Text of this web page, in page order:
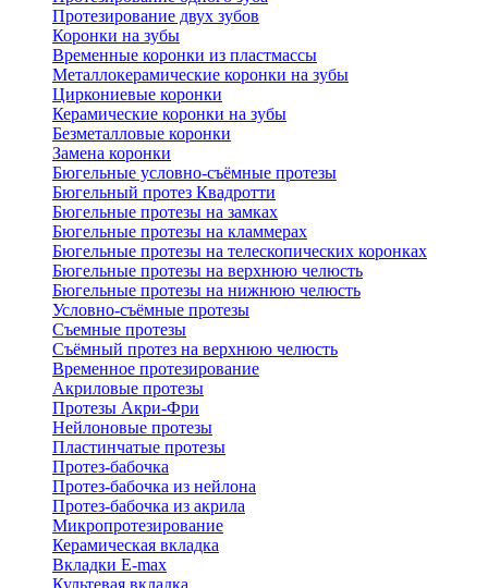
Протезирование двух зубов
Коронки на зубы
Временные коронки из пластмассы
Металлокерамические коронки на зубы
Циркониевые коронки
Керамические коронки на зубы
Безметалловые коронки
Замена коронки
Бюгельные условно-съёмные протезы
Бюгельный протез Квадротти
Бюгельные протезы на замках
Бюгельные протезы на кламмерах
Бюгельные протезы на телескопических коронках
Бюгельные протезы на верхнюю челюсть
Бюгельные протезы на нижнюю челюсть
Условно-съёмные протезы
Съемные протезы
Съёмный протез на верхнюю челюсть
Временное протезирование
Акриловые протезы
Протезы Акри-Фри
Нейлоновые протезы
Пластинчатые протезы
Протез-бабочка
Протез-бабочка из нейлона
Протез-бабочка из акрила
Микропротезирование
Керамическая вкладка
Вкладки E-max
Культевая вкладка